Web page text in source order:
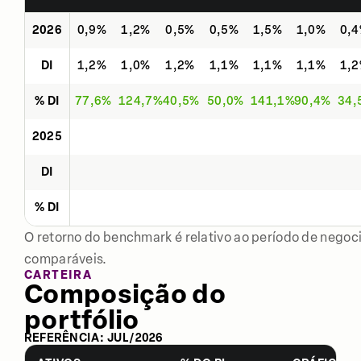
2026 0,9% 1,2% 0,5% 0,5% 1,5% 1,0%
DI 1,2% 1,0% 1,2% 1,1% 1,1% 1,1%
% DI 77,6% 124,7%40,5% 50,0% 141,1%90,4%
2025
DI
% DI
O retorno do benchmark é relativo ao período de
comparáveis.
CARTEIRA
Composição do
portfólio
REFERÊNCIA: JUL/2026